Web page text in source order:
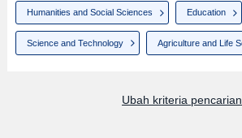
Humanities and Social Sciences Education
Science and Technology Agriculture and Life
Ubah kriteria pencarian